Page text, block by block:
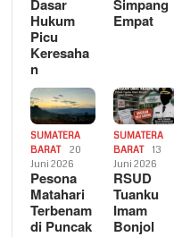
Dasar
Hukum
Picu
Keresaha
n
Simpang
Empat
SUMATERA
BARAT
20
Juni 2026
Pesona
Matahari
Terbenam
di Puncak
SUMATERA
BARAT
13
Juni 2026
RSUD
Tuanku
Imam
Bonjol